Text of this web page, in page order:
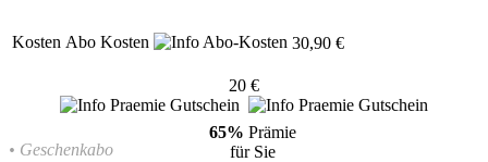
Kosten Abo Kosten 30,90 €
20 €
65% Prämie
für Sie
• Geschenkabo